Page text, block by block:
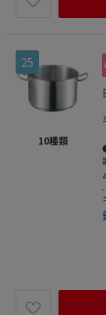
25
10種類